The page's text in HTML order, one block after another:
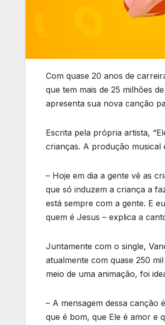
Com quase 20 anos de
que tem mais de 25 milhões
apresenta sua nova canção
Escrita pela própria artista,
crianças. A produção musical
– Hoje em dia a gente vê as
que só induzem a criança a
está sempre com a gente. E
quem é Jesus – explica a
Juntamente com o single,
atualmente com quase 250
meio de uma animação, foi
– A mensagem dessa canção
que é bom, que Ele é amor e